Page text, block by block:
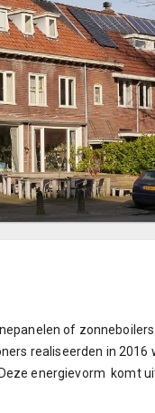
of
realiseerden in 2016
energievorm komt